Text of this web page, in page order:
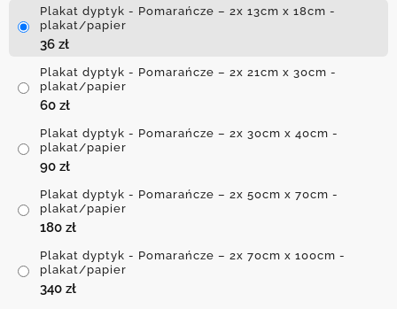
Plakat dyptyk - Pomarańcze – 2x 13cm x 18cm -
plakat/papier
36 zł
Plakat dyptyk - Pomarańcze – 2x 21cm x 30cm -
plakat/papier
60 zł
Plakat dyptyk - Pomarańcze – 2x 30cm x 40cm -
plakat/papier
90 zł
Plakat dyptyk - Pomarańcze – 2x 50cm x 70cm -
plakat/papier
180 zł
Plakat dyptyk - Pomarańcze – 2x 70cm x 100cm -
plakat/papier
340 zł